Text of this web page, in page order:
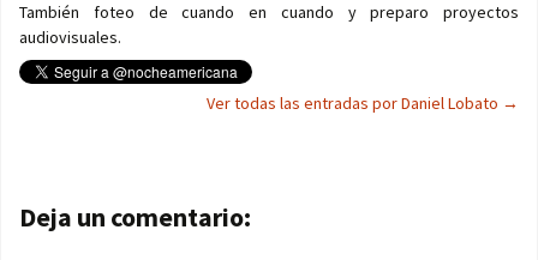
También foteo de cuando en cuando y preparo proyectos
audiovisuales.
Ver todas las entradas por Daniel Lobato →
Navegación de entradas
Deja un comentario: